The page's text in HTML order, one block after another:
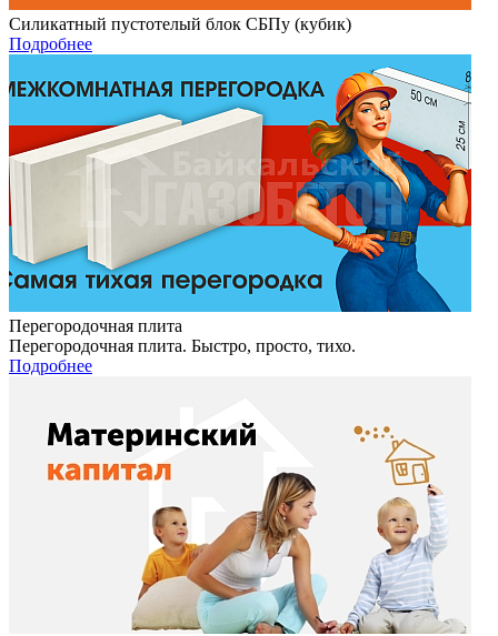
Силикатный пустотелый блок СБПу (кубик)
Подробнее
Перегородочная плита
Перегородочная плита. Быстро, просто, тихо.
Подробнее